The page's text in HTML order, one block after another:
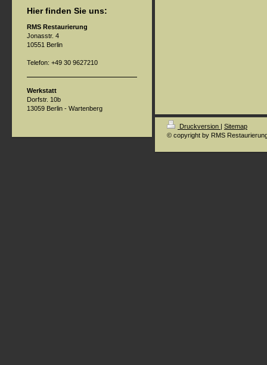
Hier finden Sie uns:
RMS Restaurierung
Jonasstr. 4
10551 Berlin
Telefon: +49 30 9627210
Werkstatt
Dorfstr. 10b
13059 Berlin - Wartenberg
Druckversion | Sitemap
© copyright by RMS